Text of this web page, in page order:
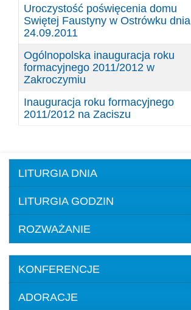
Uroczystość poświęcenia domu
Swiętej Faustyny w Ostrówku dnia
24.09.2011
Ogólnopolska inauguracja roku
formacyjnego 2011/2012 w
Zakroczymiu
Inauguracja roku formacyjnego
2011/2012 na Zaciszu
LITURGIA DNIA
LITURGIA GODZIN
ROZWAŻANIE
KONFERENCJE
ADORACJE